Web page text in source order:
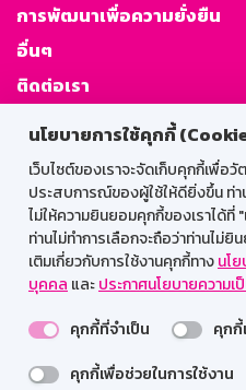
นโยบายการใช้คุกกี้
เว็บไซต์ของเราจะจัดเก็บคุกกี้เพื่อ
ประสบการณ์ของผู้ใช้ให้ดียิ่งขึ้น ท่
ไม่ให้ความยินยอมคุกกี้ของเราได้ที่
ท่านไม่ทำการเลือกจะถือว่าท่านไม่
เติมเกี่ยวกับการใช้งานคุกกี้ทางนโ
บุคคล และประกาศนโยบายความ
คุกกี้ที่จำเป็น
คุกกี้
คุกกี้เพื่อช่วยในการใช้งาน
การพัฒนาเพื่อความยั่งยืน
อื่นๆ
ติดต่อเรา
GSB
สำหรับ
Web HR
GSB
เข้าสู่ระ